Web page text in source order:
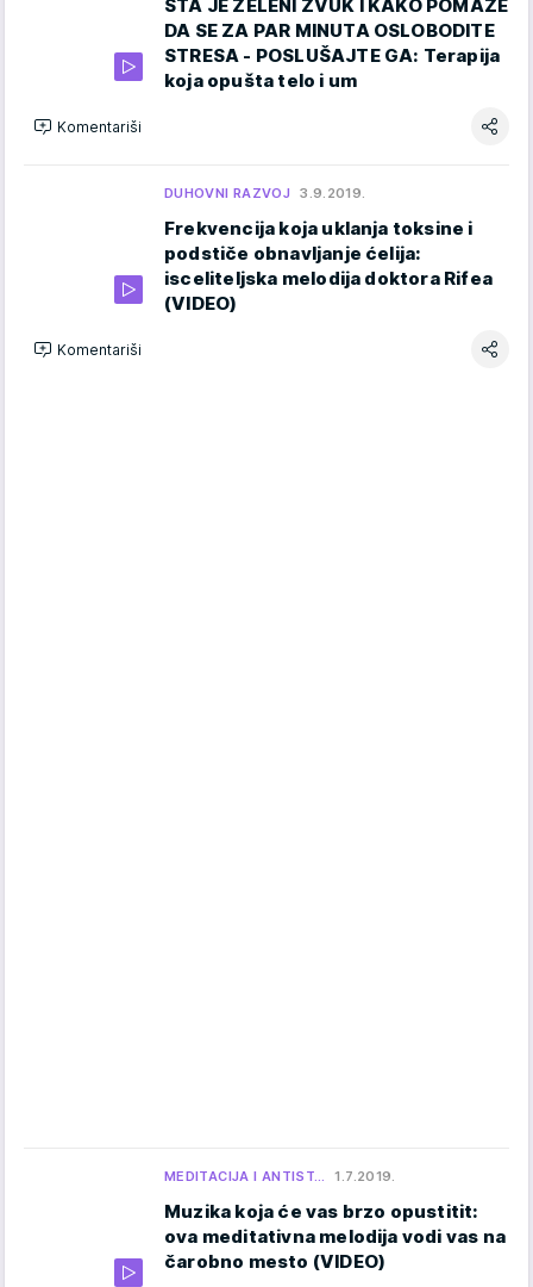
ŠTA JE ZELENI ZVUK I KAKO POMAŽE
DA SE ZA PAR MINUTA OSLOBODITE
STRESA - POSLUŠAJTE GA: Terapija
koja opušta telo i um
Komentariši
DUHOVNI RAZVOJ 3.9.2019.
Frekvencija koja uklanja toksine i
podstiče obnavljanje ćelija:
isceliteljska melodija doktora Rifea
(VIDEO)
Komentariši
MEDITACIJA I ANTIST… 1.7.2019.
Muzika koja će vas brzo opustitit:
ova meditativna melodija vodi vas na
čarobno mesto (VIDEO)